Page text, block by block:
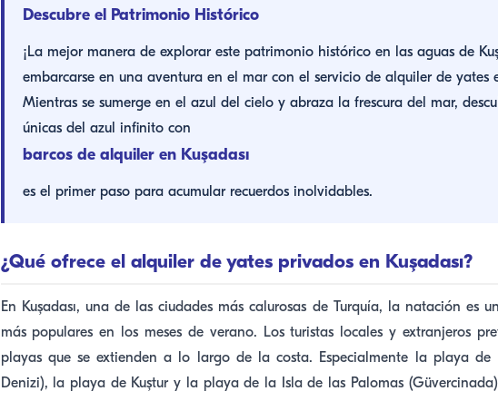
Descubre el Patrimonio Histórico
¡La mejor manera de explorar este patrimonio histórico en las aguas de
embarcarse en una aventura en el mar con el servicio de alquiler de yates
Mientras se sumerge en el azul del cielo y abraza la frescura del mar,
únicas del azul infinito con
barcos de alquiler en Kuşadası
es el primer paso para acumular recuerdos inolvidables.
¿Qué ofrece el alquiler de yates privados en Kuşadası?
En Kuşadası, una de las ciudades más calurosas de Turquía, la natación es
más populares en los meses de verano. Los turistas locales y extranjeros
playas que se extienden a lo largo de la costa. Especialmente la playa de
Denizi), la playa de Kuştur y la playa de la Isla de las Palomas